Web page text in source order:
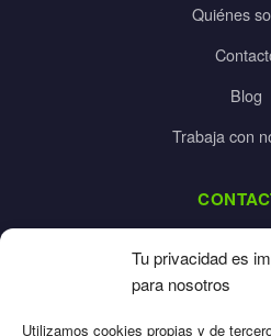
Tu privacidad es
para nosotros
Utilizamos cookies propias y de
Quiénes
Blog
Trabaja con
925 532